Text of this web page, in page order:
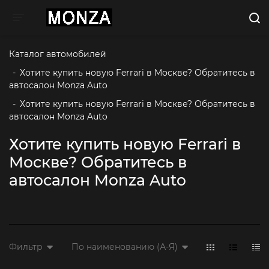
Toggle navigation
Каталог автомобилей
- Хотите купить новую Ferrari в Москве? Обратитесь в
автосалон Monza Auto
- Хотите купить новую Ferrari в Москве? Обратитесь в
автосалон Monza Auto
Хотите купить новую Ferrari в
Москве? Обратитесь в
автосалон Monza Auto
Фильтр По наименованию (А-Я)